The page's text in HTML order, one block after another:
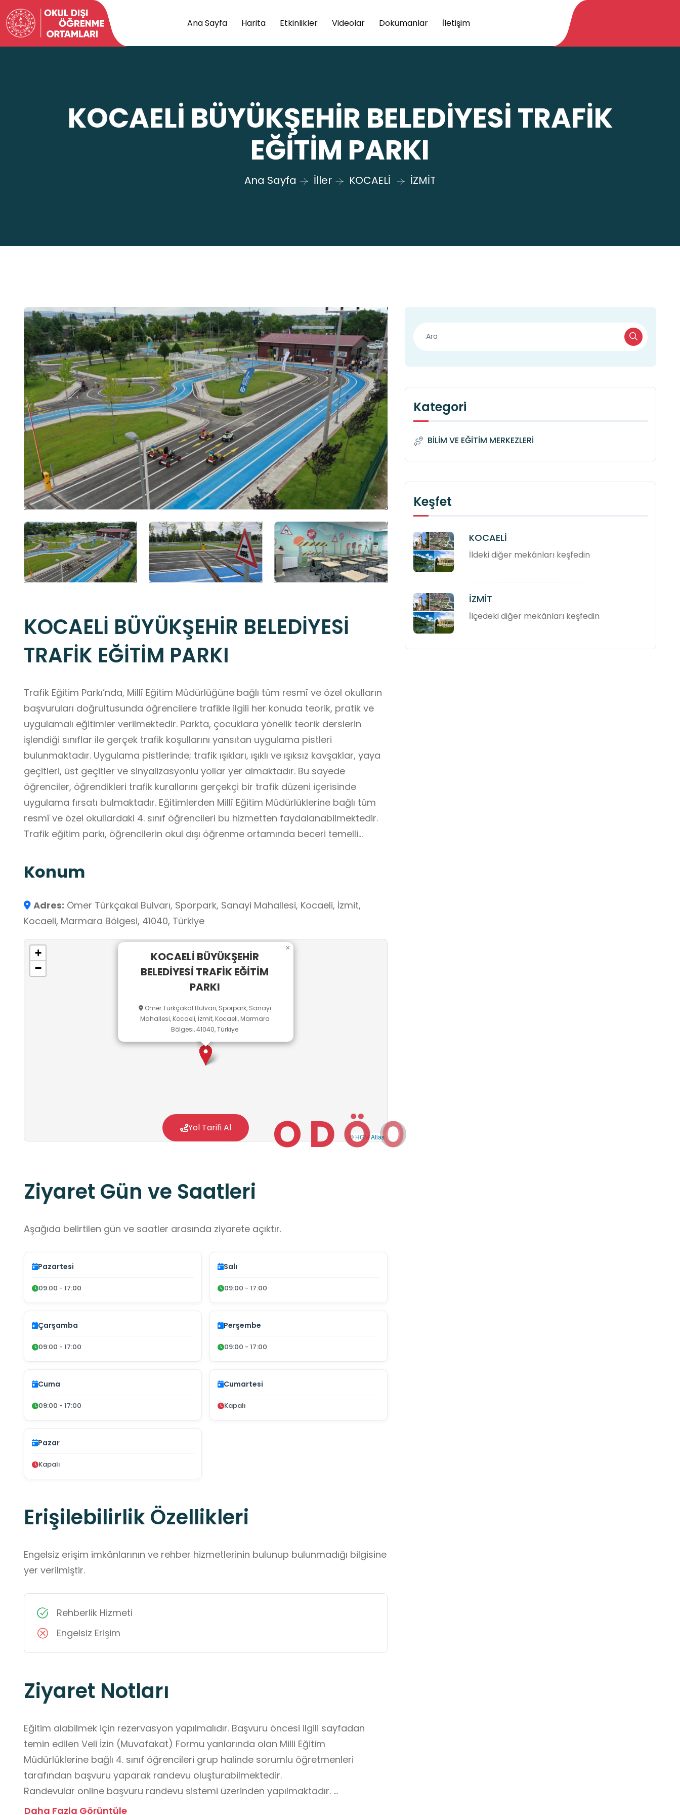
Ana Sayfa Harita Etkinlikler Videolar Dokümanlar İletişim
ODÖO
KOCAELİ BÜYÜKŞEHİR BELEDİYESİ TRAFİK
EĞİTİM PARKI
Ana Sayfa İller KOCAELİ İZMİT
KOCAELİ BÜYÜKŞEHİR BELEDİYESİ
TRAFİK EĞİTİM PARKI
Trafik Eğitim Parkı’nda, Millî Eğitim Müdürlüğüne bağlı tüm resmî ve özel okulların
başvuruları doğrultusunda öğrencilere trafikle ilgili her konuda teorik, pratik ve
uygulamalı eğitimler verilmektedir. Parkta, çocuklara yönelik teorik derslerin
işlendiği sınıflar ile gerçek trafik koşullarını yansıtan uygulama pistleri
bulunmaktadır. Uygulama pistlerinde; trafik ışıkları, ışıklı ve ışıksız kavşaklar, yaya
geçitleri, üst geçitler ve sinyalizasyonlu yollar yer almaktadır. Bu sayede
öğrenciler, öğrendikleri trafik kurallarını gerçekçi bir trafik düzeni içerisinde
uygulama fırsatı bulmaktadır. Eğitimlerden Millî Eğitim Müdürlüklerine bağlı tüm
resmî ve özel okullardaki 4. sınıf öğrencileri bu hizmetten faydalanabilmektedir.
Trafik eğitim parkı, öğrencilerin okul dışı öğrenme ortamında beceri temelli
sağlamaktadır.
Konum
Adres: Ömer Türkçakal Bulvarı, Sporpark, Sanayi Mahallesi, Kocaeli, İzmit,
Kocaeli, Marmara Bölgesi, 41040, Türkiye
KOCAELİ BÜYÜKŞEHİR
BELEDİYESİ TRAFİK EĞİTİM
PARKI
Ömer Türkçakal Bulvarı, Sporpark, Sanayi
Mahallesi, Kocaeli, İzmit, Kocaeli, Marmara
Bölgesi, 41040, Türkiye
×
+
−
© HGM Atlas
Yol Tarifi Al
Ziyaret Gün ve Saatleri
Aşağıda belirtilen gün ve saatler arasında ziyarete açıktır.
Pazartesi
09:00 - 17:00
Salı
09:00 - 17:00
Çarşamba
09:00 - 17:00
Perşembe
09:00 - 17:00
Cuma
09:00 - 17:00
Cumartesi
Kapalı
Pazar
Kapalı
Erişilebilirlik Özellikleri
Engelsiz erişim imkânlarının ve rehber hizmetlerinin bulunup bulunmadığı bilgisine
yer verilmiştir.
Rehberlik Hizmeti
Engelsiz Erişim
Ziyaret Notları
Eğitim alabilmek için rezervasyon yapılmalıdır. Başvuru öncesi ilgili sayfadan
temin edilen Veli İzin (Muvafakat) Formu yanlarında olan Milli Eğitim
Müdürlüklerine bağlı 4. sınıf öğrencileri grup halinde sorumlu öğretmenleri
tarafından başvuru yaparak randevu oluşturabilmektedir.
Randevular online başvuru randevu sistemi üzerinden yapılmaktadır.
Velilerinden Onaylı İzin (Muvafakat) Formu yanlarında bulunan öğrenciler
Daha Fazla Görüntüle
Kategori
BİLİM VE EĞİTİM MERKEZLERİ
Keşfet
KOCAELİ
İldeki diğer mekânları keşfedin
İZMİT
İlçedeki diğer mekânları keşfedin